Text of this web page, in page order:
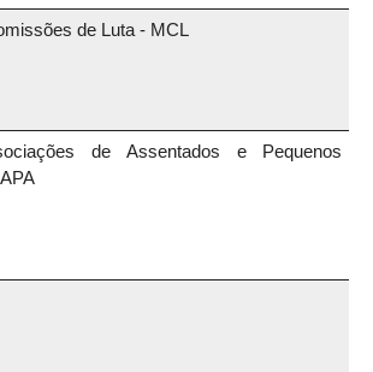
de Luta - MCL
de Assentados e Pequenos